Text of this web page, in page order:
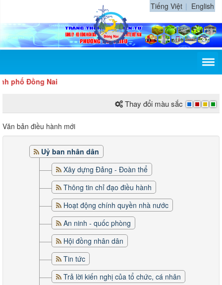
Tiếng Việt English
phố Đồng Nai
Thay đổi màu sắc
Văn bản điều hành mới
Uỷ ban nhân dân
Xây dựng Đảng - Đoàn thể
Thông tin chỉ đạo điều hành
Hoạt động chính quyền nhà nước
An ninh - quốc phòng
Hội đồng nhân dân
Tin tức
Trả lời kiến nghị của tổ chức, cá nhân